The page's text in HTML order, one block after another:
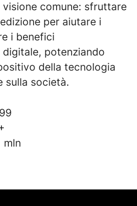
visione comune: sfruttare
per aiutare i
i benefici
potenziando
della tecnologia
sulla società.
mln